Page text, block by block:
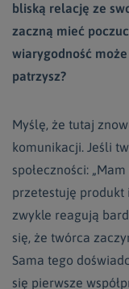
bliską relację ze
zaczną mieć
wiarygodność
patrzysz?
Myślę, że tutaj
komunikacji. Jeśli
społeczności:
przetestuję produkt
zwykle reagują
się, że twórca
Sama tego
się pierwsze